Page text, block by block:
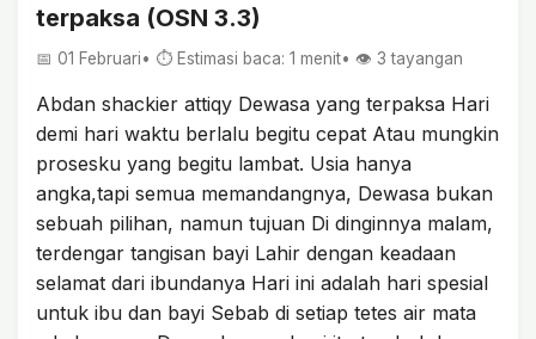
terpaksa (OSN 3.3)
📅 01 Februari• ⏱ Estimasi baca: 1 menit• 👁️ 3 tayangan
Abdan shackier attiqy Dewasa yang terpaksa Hari
demi hari waktu berlalu begitu cepat Atau mungkin
prosesku yang begitu lambat. Usia hanya
angka,tapi semua memandangnya, Dewasa bukan
sebuah pilihan, namun tujuan ​Di dinginnya malam,
terdengar tangisan bayi Lahir dengan keadaan
selamat dari ibundanya Hari ini adalah hari spesial
untuk ibu dan bayi Sebab di setiap tetes air mata